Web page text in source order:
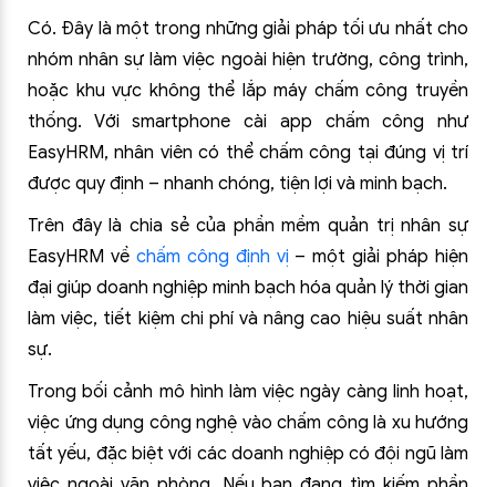
Có. Đây là một trong những giải pháp tối ưu nhất cho
nhóm nhân sự làm việc ngoài hiện trường, công trình,
hoặc khu vực không thể lắp máy chấm công truyền
thống. Với smartphone cài app chấm công như
EasyHRM, nhân viên có thể chấm công tại đúng vị trí
được quy định – nhanh chóng, tiện lợi và minh bạch.
Trên đây là chia sẻ của phần mềm quản trị nhân sự
EasyHRM về chấm công định vị – một giải pháp hiện
đại giúp doanh nghiệp minh bạch hóa quản lý thời gian
làm việc, tiết kiệm chi phí và nâng cao hiệu suất nhân
sự.
Trong bối cảnh mô hình làm việc ngày càng linh hoạt,
việc ứng dụng công nghệ vào chấm công là xu hướng
tất yếu, đặc biệt với các doanh nghiệp có đội ngũ làm